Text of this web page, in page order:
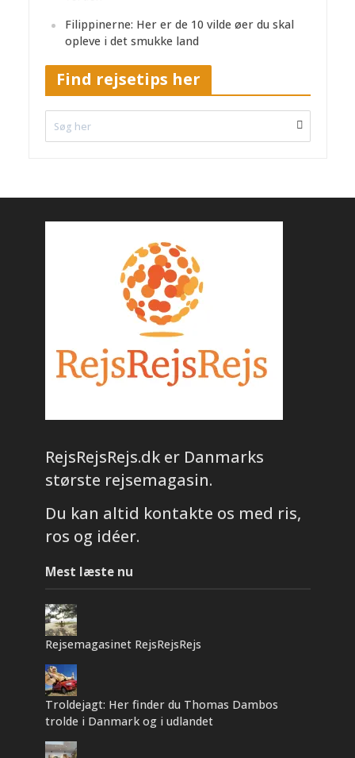
Filippinerne: Her er de 10 vilde øer du skal
opleve i det smukke land
Find rejsetips her
RejsRejsRejs.dk er Danmarks
største rejsemagasin.
Du kan altid kontakte os med ris,
ros og idéer.
Mest læste nu
Rejsemagasinet RejsRejsRejs
Troldejagt: Her finder du Thomas Dambos
trolde i Danmark og i udlandet